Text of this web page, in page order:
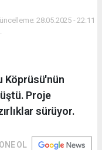
28.05.2025 - 22:11
Köprüsü'nün
Proje
sürüyor.
OL